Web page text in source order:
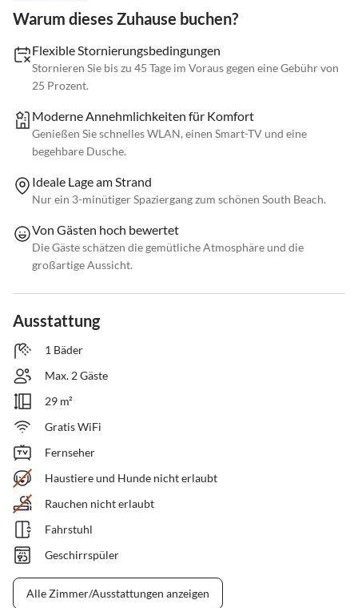
Warum dieses Zuhause buchen?
Flexible Stornierungsbedingungen
Stornieren Sie bis zu 45 Tage im Voraus gegen eine Gebühr von
25 Prozent.
Moderne Annehmlichkeiten für Komfort
Genießen Sie schnelles WLAN, einen Smart-TV und eine
begehbare Dusche.
Ideale Lage am Strand
Nur ein 3-minütiger Spaziergang zum schönen South Beach.
Von Gästen hoch bewertet
Die Gäste schätzen die gemütliche Atmosphäre und die
großartige Aussicht.
Ausstattung
1 Bäder
Max. 2 Gäste
29 m²
Gratis WiFi
Fernseher
Haustiere und Hunde nicht erlaubt
Rauchen nicht erlaubt
Fahrstuhl
Geschirrspüler
Alle Zimmer/Ausstattungen anzeigen